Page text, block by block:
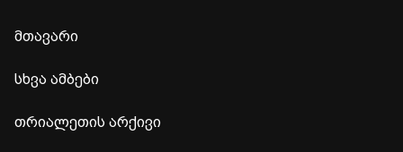
მთავარი
სხვა ამბები
თრიალეთის არქივი